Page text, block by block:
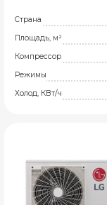
Страна
Площадь, м²
Компрессор
Режимы
Холод, КВт/ч